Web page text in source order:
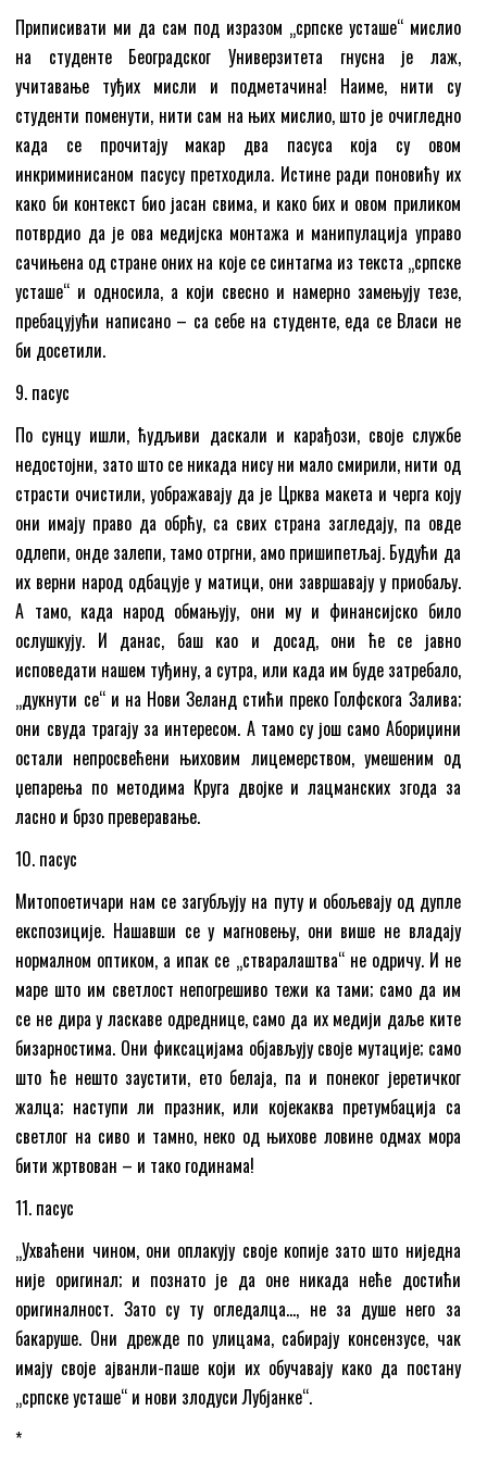
Приписивати ми да сам под изразом „српске усташе“ мислио
на студенте Београдског Универзитета гнусна је лаж,
учитавање туђих мисли и подметачина! Наиме, нити су
студенти поменути, нити сам на њих мислио, што је очигледно
када се прочитају макар два пасуса која су овом
инкриминисаном пасусу претходила. Истине ради поновићу их
како би контекст био јасан свима, и како бих и овом приликом
потврдио да је ова медијска монтажа и манипулација управо
сачињена од стране оних на које се синтагма из текста „српске
усташе“ и односила, а који свесно и намерно замењују тезе,
пребацујући написано – са себе на студенте, еда се Власи не
би досетили.
9. пасус
По сунцу ишли, ћудљиви даскали и карађози, своје службе
недостојни, зато што се никада нису ни мало смирили, нити од
страсти очистили, уображавају да је Црква макета и черга коју
они имају право да обрћу, са свих страна загледају, па овде
одлепи, онде залепи, тамо отргни, амо пришипетљај. Будући да
их верни народ одбацује у матици, они завршавају у приобаљу.
А тамо, када народ обмањују, они му и финансијско било
ослушкују. И данас, баш као и досад, они ће се јавно
исповедати нашем туђину, а сутра, или када им буде затребало,
„дукнути се“ и на Нови Зеланд стићи преко Голфскога Залива;
они свуда трагају за интересом. А тамо су још само Абориџини
остали непросвећени њиховим лицемерством, умешеним од
џепарења по методима Круга двојке и лацманских згода за
ласно и брзо преверавање.
10. пасус
Митопоетичари нам се загубљују на путу и обољевају од дупле
експозиције. Нашавши се у магновењу, они више не владају
нормалном оптиком, а ипак се „стваралаштва“ не одричу. И не
маре што им светлост непогрешиво тежи ка тами; само да им
се не дира у ласкаве одреднице, само да их медији даље ките
бизарностима. Они фиксацијама објављују своје мутације; само
што ће нешто заустити, ето белаја, па и понеког јеретичког
жалца; наступи ли празник, или којекаква претумбација са
светлог на сиво и тамно, неко од њихове ловине одмах мора
бити жртвован – и тако годинама!
11. пасус
„Ухваћени чином, они оплакују своје копије зато што ниједна
није оригинал; и познато је да оне никада неће достићи
оригиналност. Зато су ту огледалца…, не за душе него за
бакаруше. Они дрежде по улицама, сабирају консензусе, чак
имају своје ајванли-паше који их обучавају како да постану
„српске усташе“ и нови злодуси Лубјанке“.
*